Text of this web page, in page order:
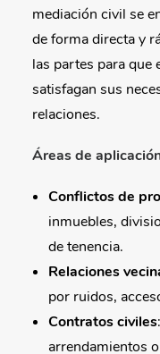
mediación civil se
de forma directa y
las partes para que
satisfagan sus
relaciones.
Áreas de
Conflictos de
inmuebles,
de tenencia.
Relaciones
por ruidos,
Contratos civiles
arrendamientos